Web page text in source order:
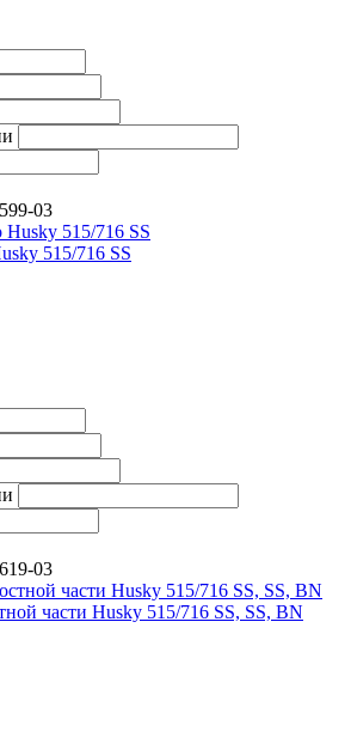
03
515/716 SS
03
части Husky 515/716 SS, SS, BN